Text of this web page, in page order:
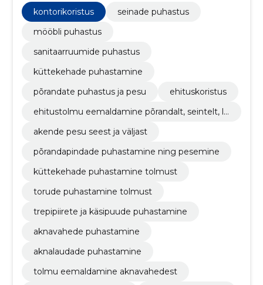
Klaaspindade pesu, köögipindade ja -tehnika
puhastamine, tolmu eemaldamine pindadelt, prügi
väljaviimine, trepipiirete ja käsipuude puhastamine
kontorikoristus
seinade puhastus
mööbli puhastus
sanitaarruumide puhastus
küttekehade puhastamine
põrandate puhastus ja pesu
ehituskoristus
ehitustolmu eemaldamine põrandalt, seintelt, la
akende pesu seest ja väljast
põrandapindade puhastamine ning pesemine
küttekehade puhastamine tolmust
torude puhastamine tolmust
trepipiirete ja käsipuude puhastamine
aknavahede puhastamine
aknalaudade puhastamine
tolmu eemaldamine aknavahedest